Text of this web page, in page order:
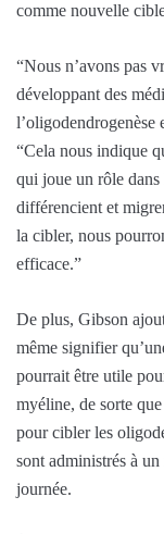
comme nouvelle
“Nous n’avons pas
développant des
l’oligodendrogenèse
“Cela nous indique
qui joue un rôle
différencient et
la cibler, nous
efficace.”
De plus, Gibson
même signifier
pourrait être utile
myéline, de sorte
pour cibler les
sont administrés à
journée.